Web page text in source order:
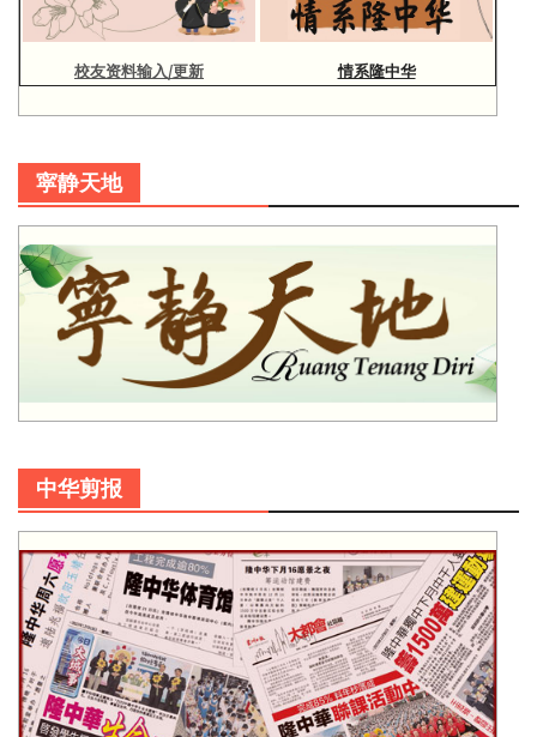
校友资料输入/更新 情系隆中华
寜静天地
中华剪报